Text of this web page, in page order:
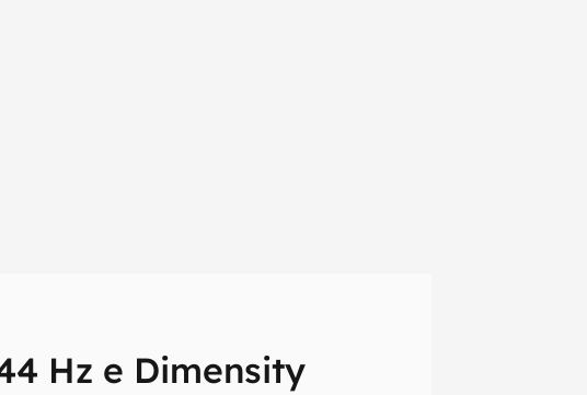
Hz e Dimensity